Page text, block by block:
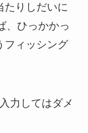
たりしだいに
、ひっかかっ
フィッシング
力してはダメ